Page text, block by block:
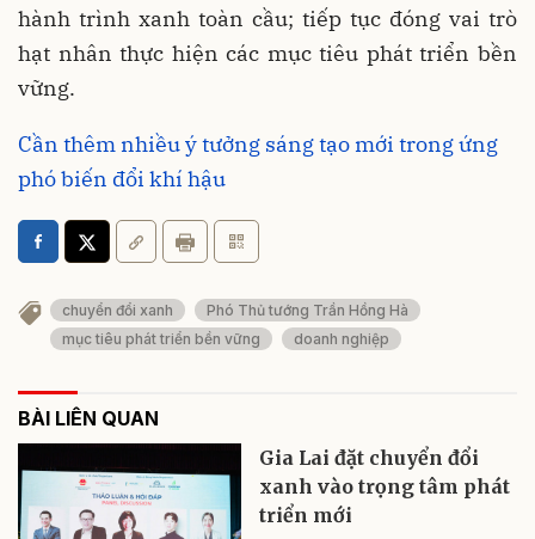
hành trình xanh toàn cầu; tiếp tục đóng vai trò
hạt nhân thực hiện các mục tiêu phát triển bền
vững.
Cần thêm nhiều ý tưởng sáng tạo mới trong ứng
phó biến đổi khí hậu
chuyển đổi xanh
Phó Thủ tướng Trần Hồng Hà
mục tiêu phát triển bền vững
doanh nghiệp
BÀI LIÊN QUAN
Gia Lai đặt chuyển đổi
xanh vào trọng tâm phát
triển mới